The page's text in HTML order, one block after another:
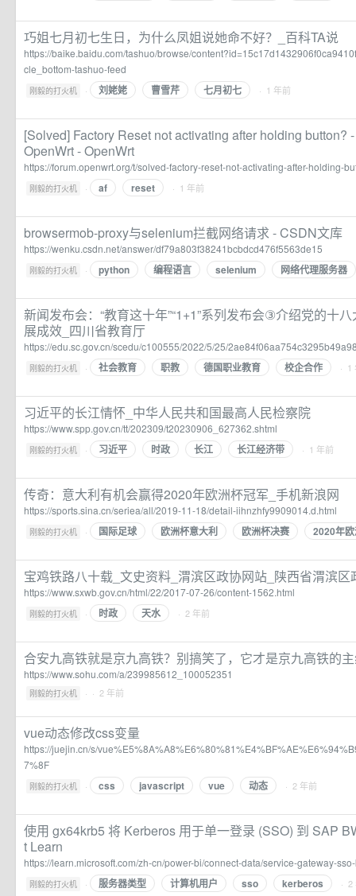
巧姐七月初七生日，为什么凤姐说她命不好？_百科TA说
https://baike.baidu.com/tashuo/browse/
cle_bottom-tashuo-feed
刚毅的打火机 · 刘姥姥 曹雪芹 七月初七 · 1 年前
[Solved] Factory Reset not activating after holding button?
OpenWrt - OpenWrt
https://forum.openwrt.org/t/solved-factory-reset-not-activating-after-holding-
刚毅的打火机 · af reset · 1 年前
browsermob-proxy与selenium拦截网络请求 - CSDN文库
https://wenku.csdn.net/answer/df79a803f38241bcbdcd476f5563de15
刚毅的打火机 · python 编程语言 selenium 网络代理服务器
新闻发布会：“教育这十年”“1+1”系列发布会③介绍党的十
展成效_四川省教育厅
https://edu.sc.gov.cn/scedu/c100555/2022/5/25/
刚毅的打火机 · 社会教育 职教 德国职业教育 校企合作 · 1
习近平的长江情怀_中华人民共和国最高人民检察院
https://www.spp.gov.cn/tt/202309/t20230906_627362.shtml
刚毅的打火机 · 习近平 时政 长江 长江经济带 · 1 年前
传奇：意大利有机会赢得2020年欧洲杯冠军_手机新浪网
https://sports.sina.cn/seriea/all/2019-11-18/detail-iihnzhfy9909014.d.html
刚毅的打火机 · 国际足球 欧洲杯意大利 欧洲杯决赛 2020年
宝鸡铁路八十载_文史资料_渭滨区政协网站_陕西省渭滨区
https://www.sxwb.gov.cn/html/22/2017-07-26/content-1562.html
刚毅的打火机 · 时政 天水 · 2 年前
合安九高铁就是京九高铁？别搞笑了，它才是京九高铁的
https://www.sohu.com/a/239985612_100052351
刚毅的打火机 · · 2 年前
vue动态修改css变量
https://juejin.cn/s/
7%8F
刚毅的打火机 · css javascript vue 动态 · 2 年前
使用 gx64krb5 将 Kerberos 用于单一登录 (SSO) 到 SAP
t Learn
https://learn.microsoft.com/zh-cn/power-bi/connect-data/service-gateway-
刚毅的打火机 · 服务器类型 计算机用户 sso kerberos · 2